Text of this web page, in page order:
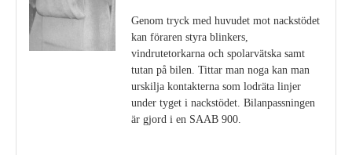
Genom tryck med huvudet mot nackstödet
kan föraren styra blinkers,
vindrutetorkarna och spolarvätska samt
tutan på bilen. Tittar man noga kan man
urskilja kontakterna som lodräta linjer
under tyget i nackstödet. Bilanpassningen
är gjord i en SAAB 900.